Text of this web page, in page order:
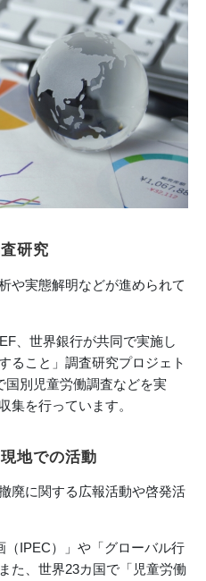
研究
や実態解明などが進められて
、世界銀行が共同で実施し
ること」調査研究プロジェト
国別児童労働調査などを実
集を行っています。
地での活動
廃に関する広報活動や啓発活
（IPEC）」や「グローバル行
た、世界23カ国で「児童労働